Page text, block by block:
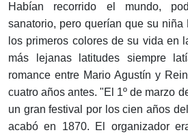
Habían recorrido el mundo,
sanatorio, pero querían que su niña
los primeros colores de su vida en
más lejanas latitudes siempre
romance entre Mario Agustín y
cuatro años antes. "El 1º de marzo
un gran festival por los cien años
acabó en 1870. El organizador